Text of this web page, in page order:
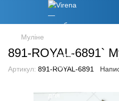
Муліне
891-ROYAL-6891`
Артикул: 891-ROYAL-6891